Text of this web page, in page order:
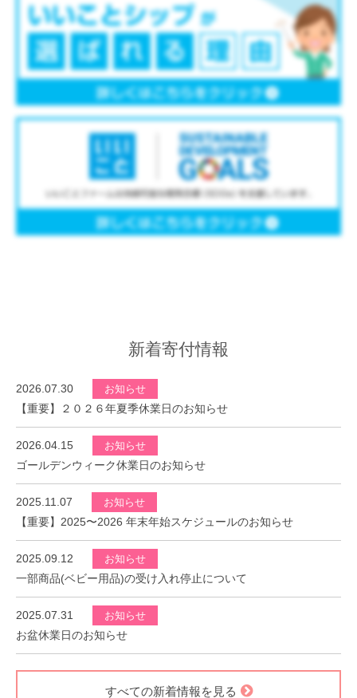
新着寄付情報
2026.07.30 お知らせ
【重要】２０２６年夏季休業日のお知らせ
2026.04.15 お知らせ
ゴールデンウィーク休業日のお知らせ
2025.11.07 お知らせ
【重要】2025〜2026 年末年始スケジュールのお知らせ
2025.09.12 お知らせ
一部商品(ベビー用品)の受け入れ停止について
2025.07.31 お知らせ
お盆休業日のお知らせ
すべての新着情報を見る